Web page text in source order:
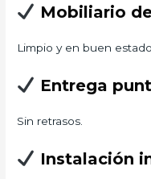
Mobiliario
Limpio y en buen
Entrega
Sin retrasos.
Instalación